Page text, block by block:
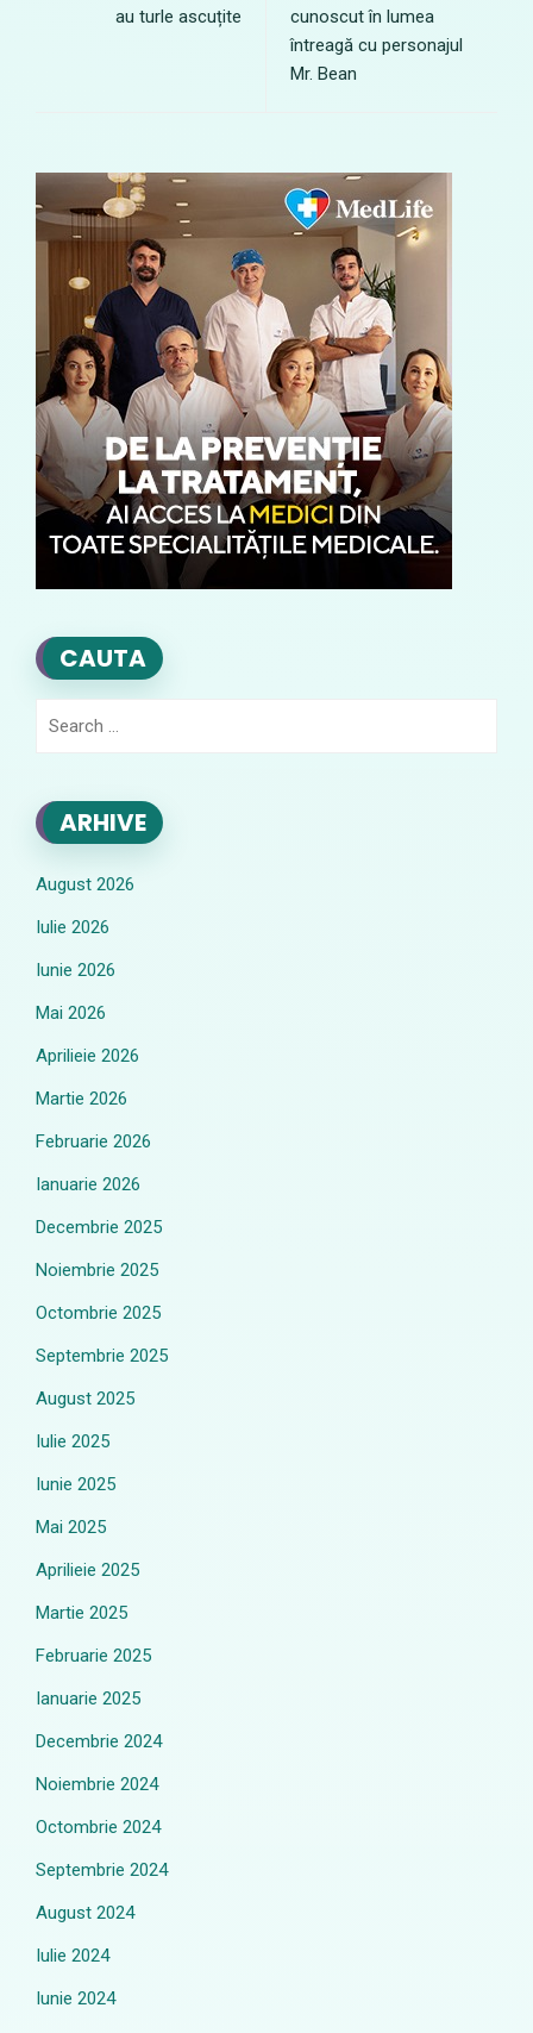
au turle ascuțite
cunoscut în lumea
întreagă cu personajul
Mr. Bean
CAUTA
ARHIVE
August 2026
Iulie 2026
Iunie 2026
Mai 2026
Aprilieie 2026
Martie 2026
Februarie 2026
Ianuarie 2026
Decembrie 2025
Noiembrie 2025
Octombrie 2025
Septembrie 2025
August 2025
Iulie 2025
Iunie 2025
Mai 2025
Aprilieie 2025
Martie 2025
Februarie 2025
Ianuarie 2025
Decembrie 2024
Noiembrie 2024
Octombrie 2024
Septembrie 2024
August 2024
Iulie 2024
Iunie 2024